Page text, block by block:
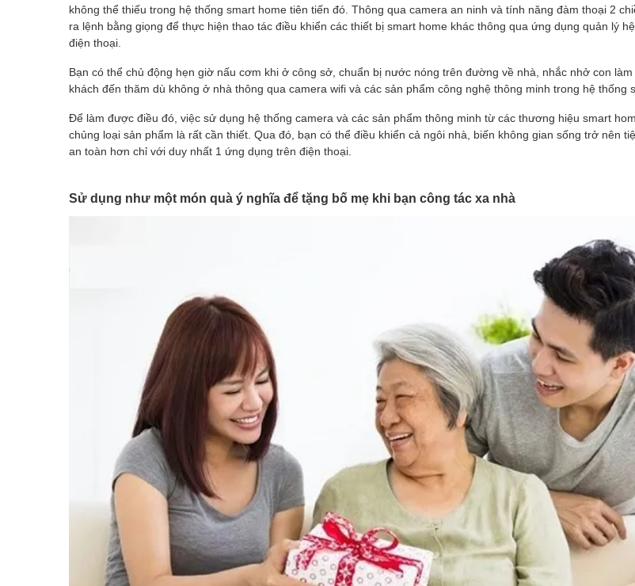
không thể thiếu trong hệ thống smart home tiên tiến đó. Thông qua camera an ninh và tính năng đàm thoại 2
ra lệnh bằng giọng để thực hiện thao tác điều khiển các thiết bị smart home khác thông qua ứng dụng quản lý
điện thoại.
Bạn có thể chủ động hẹn giờ nấu cơm khi ở công sở, chuẩn bị nước nóng trên đường về nhà, nhắc nhở con
khách đến thăm dù không ở nhà thông qua camera wifi và các sản phẩm công nghệ thông minh trong hệ thống
Để làm được điều đó, việc sử dụng hệ thống camera và các sản phẩm thông minh từ các thương hiệu smart
chủng loại sản phẩm là rất cần thiết. Qua đó, bạn có thể điều khiển cả ngôi nhà, biến không gian sống trở nên
an toàn hơn chỉ với duy nhất 1 ứng dụng trên điện thoại.
Sử dụng như một món quà ý nghĩa để tặng bố mẹ khi bạn công tác xa nhà